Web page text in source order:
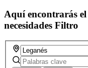
Aquí encontrarás
necesidades Filtro